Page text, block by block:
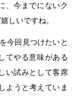
、今までにないク
しいですね。
今回見つけたいと
てやる意味がある
い試みとして客席
ようと考えていま